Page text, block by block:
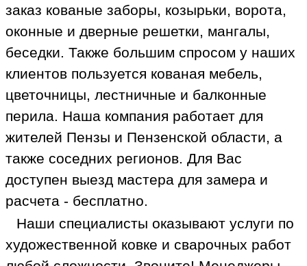
заказ кованые заборы, козырьки, ворота,
оконные и дверные решетки, мангалы,
беседки. Также большим спросом у наших
клиентов пользуется кованая мебель,
цветочницы, лестничные и балконные
перила. Наша компания работает для
жителей Пензы и Пензенской области, а
также соседних регионов. Для Вас
доступен выезд мастера для замера и
расчета - бесплатно.
Наши специалисты оказывают услуги по
художественной ковке и сварочных работ